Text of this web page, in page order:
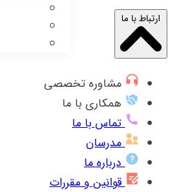
ارتباط با ما
مشاوره تخصصی
همکاری با ما
تماس با ما
مدرسان
درباره ما
قوانین و مقررات